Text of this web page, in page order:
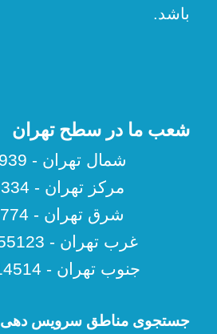
باشد.
شعب ما در سطح تهران
شمال تهران - 22612939
مرکز تهران - 88549334
شرق تهران - 77031774
غرب تهران - 09124555123
جنوب تهران - 09334614514
جستجوی مناطق سرویس دهی